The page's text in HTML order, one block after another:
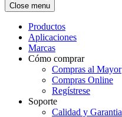
Close menu
Productos
Aplicaciones
Marcas
Cómo comprar
Compras al Mayor
Compras Online
Regístrese
Soporte
Calidad y Garantia